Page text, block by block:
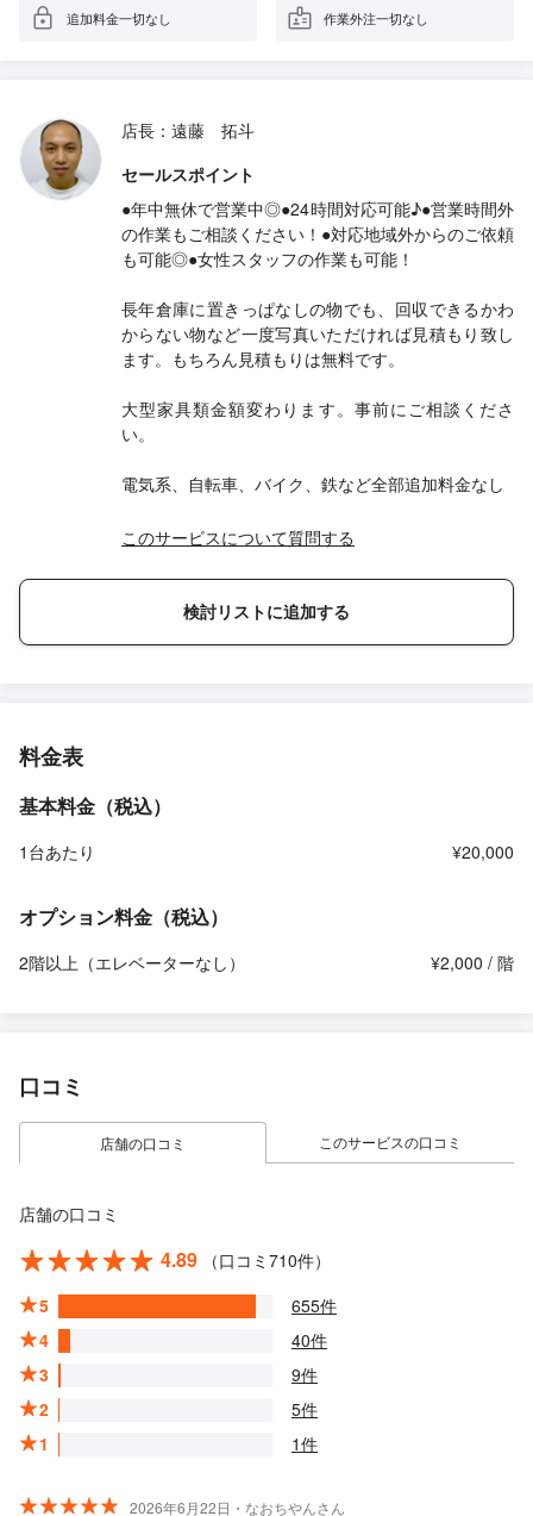
追加料金一切なし 作業外注一切なし
店長：遠藤 拓斗
セールスポイント
●年中無休で営業中◎●24時間対応可能♪●営業時間外
の作業もご相談ください！●対応地域外からのご依頼
も可能◎●女性スタッフの作業も可能！
長年倉庫に置きっぱなしの物でも、回収できるかわ
からない物など一度写真いただければ見積もり致し
ます。もちろん見積もりは無料です。
大型家具類金額変わります。事前にご相談くださ
い。
電気系、自転車、バイク、鉄など全部追加料金なし
このサービスについて質問する
検討リストに追加する
料金表
基本料金（税込）
1台あたり ¥20,000
オプション料金（税込）
2階以上（エレベーターなし） ¥2,000 / 階
口コミ
店舗の口コミ このサービスの口コミ
店舗の口コミ
4.89
（口コミ710件）
5
655件
4
40件
3
9件
2
5件
1
1件
2026年6月22日・なおちやんさん